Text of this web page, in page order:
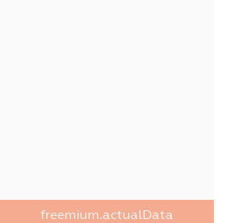
freemium.actualData